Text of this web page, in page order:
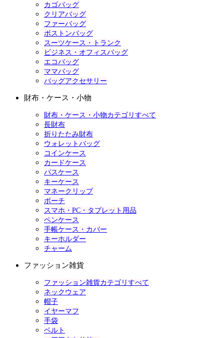
カゴバッグ
クリアバッグ
ファーバッグ
ボストンバッグ
スーツケース・トランク
ビジネス・オフィスバッグ
エコバッグ
ママバッグ
バッグアクセサリー
財布・ケース・小物
財布・ケース・小物カテゴリすべて
長財布
折りたたみ財布
ウォレットバッグ
コインケース
カードケース
パスケース
キーケース
マネークリップ
ポーチ
スマホ・PC・タブレット用品
ペンケース
手帳ケース・カバー
キーホルダー
チャーム
ファッション雑貨
ファッション雑貨カテゴリすべて
ネックウェア
帽子
イヤーマフ
手袋
ベルト